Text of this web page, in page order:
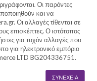
Οι παρόντες
και να
Οι αλλαγές τίθενται σε
επισκέπτες. Ο ιστότοπος
για τυχόν αλλαγές που
για ηλεκτρονικό εμπόριο
LTD BG204336751.
ΣΥΝΈΧΕΙΑ